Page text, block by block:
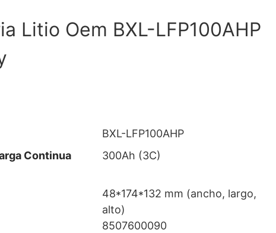
Litio Oem BXL-LFP100AHP
BXL-LFP100AHP
Continua
300Ah (3C)
48*174*132 mm (ancho, largo,
alto)
8507600090